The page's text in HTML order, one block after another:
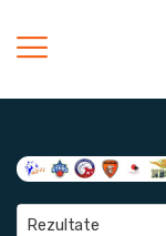
Rezultate